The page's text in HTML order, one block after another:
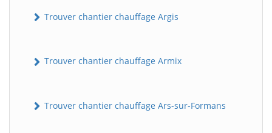
Trouver chantier chauffage Argis
Trouver chantier chauffage Armix
Trouver chantier chauffage Ars-sur-Formans